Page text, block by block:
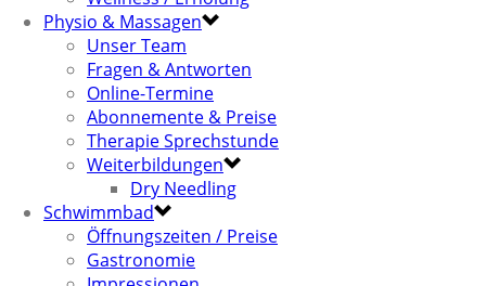
Physio & Massagen
Unser Team
Fragen & Antworten
Online-Termine
Abonnemente & Preise
Therapie Sprechstunde
Weiterbildungen
Dry Needling
Schwimmbad
Öffnungszeiten / Preise
Gastronomie